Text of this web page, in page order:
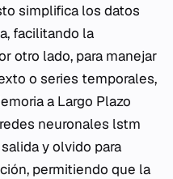
simplifica los datos
facilitando la
otro lado, para manejar
o series temporales,
a Largo Plazo
neuronales lstm
y olvido para
permitiendo que la